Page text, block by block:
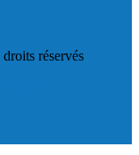
réservés